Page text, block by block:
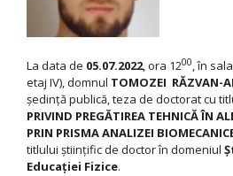
La data de 05.07.2022, ora 1200, în
etaj IV), domnul TOMOZEI RĂZVAN-
şedinţă publică, teza de doctorat cu
PRIVIND PREGĂTIREA TEHNICĂ ÎN
PRIN PRISMA ANALIZEI
titlului ştiinţific de doctor în domeniul
Educaţiei Fizice.